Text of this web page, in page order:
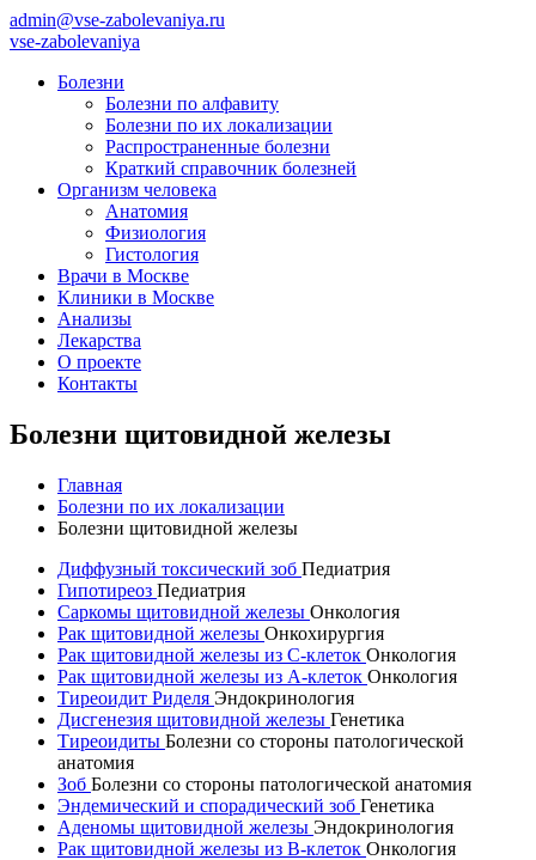
admin@vse-zabolevaniya.ru
vse-zabolevaniya
Болезни
Болезни по алфавиту
Болезни по их локализации
Распространенные болезни
Краткий справочник болезней
Организм человека
Анатомия
Физиология
Гистология
Врачи в Москве
Клиники в Москве
Анализы
Лекарства
О проекте
Контакты
Болезни щитовидной железы
Главная
Болезни по их локализации
Болезни щитовидной железы
Диффузный токсический зоб Педиатрия
Гипотиреоз Педиатрия
Саркомы щитовидной железы Онкология
Рак щитовидной железы Онкохирургия
Рак щитовидной железы из С-клеток Онкология
Рак щитовидной железы из А-клеток Онкология
Тиреоидит Риделя Эндокринология
Дисгенезия щитовидной железы Генетика
Тиреоидиты Болезни со стороны патологической
анатомия
Зоб Болезни со стороны патологической анатомия
Эндемический и спорадический зоб Генетика
Аденомы щитовидной железы Эндокринология
Рак щитовидной железы из В-клеток Онкология